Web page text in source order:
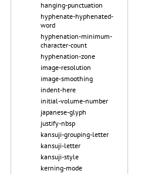
hanging-punctuation
hyphenate-hyphenated-
word
hyphenation-minimum-
character-count
hyphenation-zone
image-resolution
image-smoothing
indent-here
initial-volume-number
japanese-glyph
justify-nbsp
kansuji-grouping-letter
kansuji-letter
kansuji-style
kerning-mode